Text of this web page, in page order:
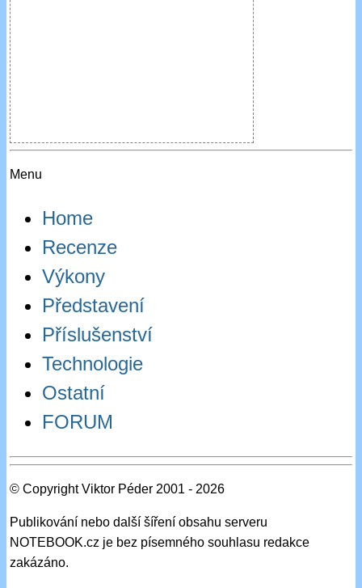
Menu
Home
Recenze
Výkony
Představení
Příslušenství
Technologie
Ostatní
FORUM
© Copyright Viktor Péder 2001 - 2026
Publikování nebo další šíření obsahu serveru
NOTEBOOK.cz je bez písemného souhlasu redakce
zakázáno.